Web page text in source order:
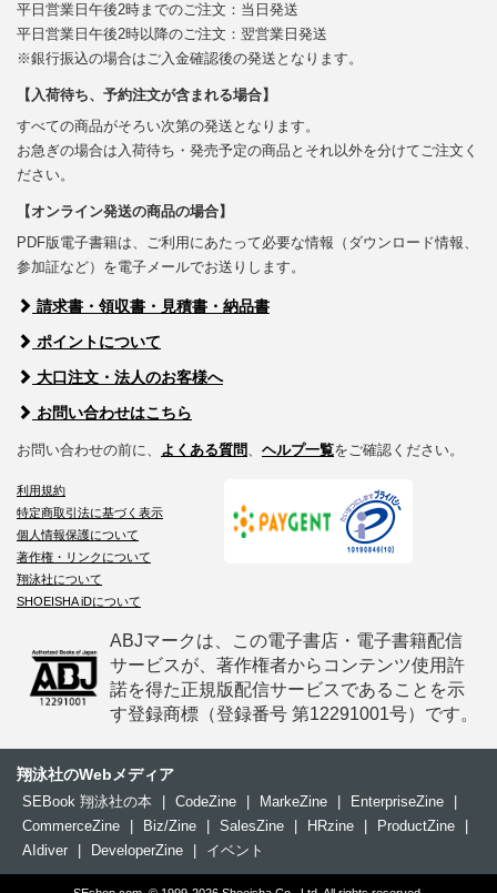
平日営業日午後2時までのご注文：当日発送
平日営業日午後2時以降のご注文：翌営業日発送
※銀行振込の場合はご入金確認後の発送となります。
【入荷待ち、予約注文が含まれる場合】
すべての商品がそろい次第の発送となります。
お急ぎの場合は入荷待ち・発売予定の商品とそれ以外を分けてご注文く
ださい。
【オンライン発送の商品の場合】
PDF版電子書籍は、ご利用にあたって必要な情報（ダウンロード情報、
参加証など）を電子メールでお送りします。
請求書・領収書・見積書・納品書
ポイントについて
大口注文・法人のお客様へ
お問い合わせはこちら
お問い合わせの前に、 よくある質問、 ヘルプ一覧をご確認ください。
利用規約
特定商取引法に基づく表示
個人情報保護について
著作権・リンクについて
翔泳社について
SHOEISHA iDについて
ABJマークは、この電子書店・電子書籍配信
サービスが、著作権者からコンテンツ使用許
諾を得た正規版配信サービスであることを示
す登録商標（登録番号 第12291001号）です。
翔泳社のWebメディア
SEBook 翔泳社の本 CodeZine MarkeZine EnterpriseZine
CommerceZine
Biz/Zine SalesZine HRzine ProductZine
AIdiver
DeveloperZine イベント